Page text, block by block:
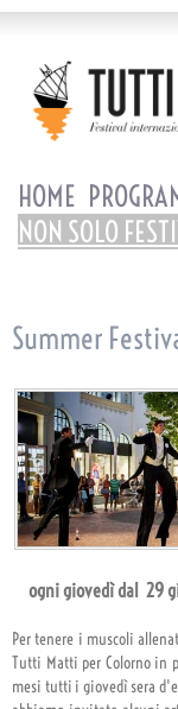
HOME
NON SOLO
Summer
ogni giovedì dal 29
Per tenere i muscoli
Tutti Matti per Colorno in
mesi tutti i giovedì sera